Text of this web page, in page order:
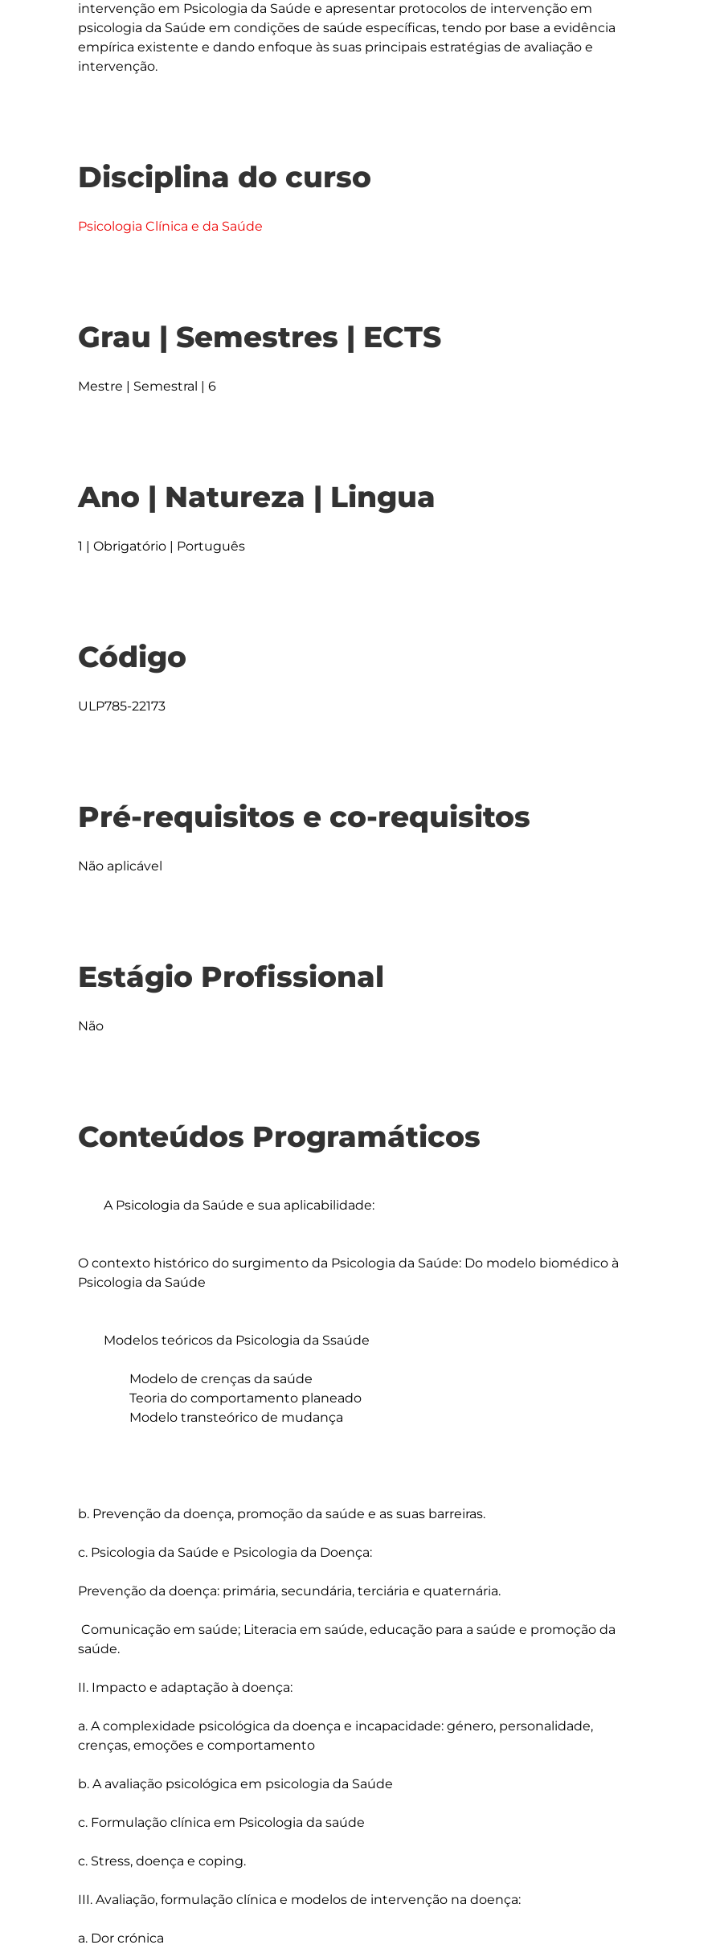
intervenção em Psicologia da Saúde e apresentar protocolos de intervenção em
psicologia da Saúde em condições de saúde específicas, tendo por base a evidência
empírica existente e dando enfoque às suas principais estratégias de avaliação e
Disciplina do curso
Psicologia Clínica e da Saúde
Grau | Semestres | ECTS
Mestre | Semestral | 6
Ano | Natureza | Lingua
1 | Obrigatório | Português
Código
ULP785-22173
Pré-requisitos e co-requisitos
Não aplicável
Estágio Profissional
Não
Conteúdos Programáticos
O contexto histórico do surgimento da Psicologia da Saúde: Do modelo biomédico à
Psicologia da Saúde
b. Prevenção da doença, promoção da saúde e as suas barreiras.
c. Psicologia da Saúde e Psicologia da Doença:
Prevenção da doença: primária, secundária, terciária e quaternária.
Comunicação em saúde; Literacia em saúde, educação para a saúde e promoção da
saúde.
II. Impacto e adaptação à doença:
a. A complexidade psicológica da doença e incapacidade: género, personalidade,
crenças, emoções e comportamento
b. A avaliação psicológica em psicologia da Saúde
c. Formulação clínica em Psicologia da saúde
c. Stress, doença e coping.
III. Avaliação, formulação clínica e modelos de intervenção na doença:
a. Dor crónica